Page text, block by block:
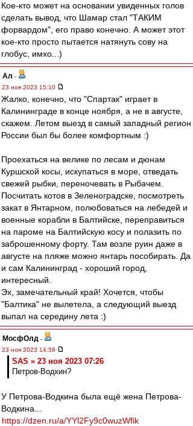
Кое-кто может на основании увиденных голов
сделать вывод, что Шамар стал "ТАКИМ
форвардом", его право конечно. А может этот
кое-кто просто пытается натянуть сову на
глобус, имхо...)
Ал -
23 ноя 2023 15:10
Жалко, конечно, что "Спартак" играет в
Калининграде в конце ноября, а не в августе,
скажем. Летом выезд в самый западный регион
России был бы более комфортным :)
Проехаться на велике по лесам и дюнам
Куршской косы, искупаться в море, отведать
свежей рыбки, переночевать в Рыбачем.
Посчитать котов в Зеленоградске, посмотреть
закат в Янтарном, полюбоваться на лебедей и
военные корабли в Балтийске, переправиться
на пароме на Балтийскую косу и полазить по
заброшенному форту. Там возле руин даже в
августе на пляже можно янтарь пособирать. Да
и сам Калининград - хороший город,
интересный.
Эх, замечательный край! Хочется, чтобы
"Балтика" не вылетела, а следующий выезд
выпал на середину лета :)
МосфОлд -
23 ноя 2023 14:58
SAS » 23 ноя 2023 07:26
Петров-Водкин?
У Петрова-Водкина была ещё жена Петрова-
Водкина...
https://dzen.ru/a/YYl2Fy9c0wuzWfik